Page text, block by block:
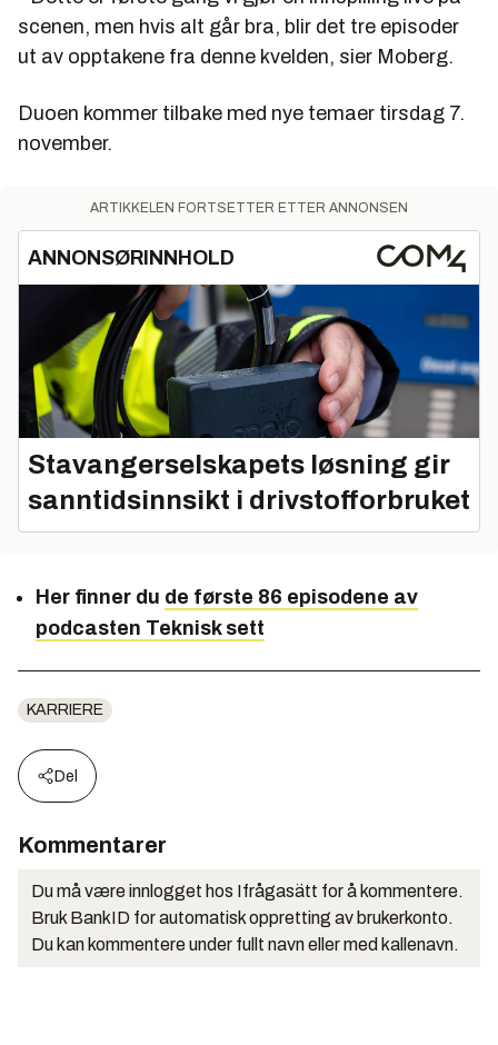
scenen, men hvis alt går bra, blir det tre episoder
ut av opptakene fra denne kvelden, sier Moberg.
Duoen kommer tilbake med nye temaer tirsdag 7.
november.
ARTIKKELEN FORTSETTER ETTER ANNONSEN
ANNONSØRINNHOLD
Stavangerselskapets løsning gir
sanntidsinnsikt i drivstofforbruket
Her finner du de første 86 episodene av
podcasten Teknisk sett
KARRIERE
Del
Kommentarer
Du må være innlogget hos Ifrågasätt for å kommentere.
Bruk BankID for automatisk oppretting av brukerkonto.
Du kan kommentere under fullt navn eller med kallenavn.